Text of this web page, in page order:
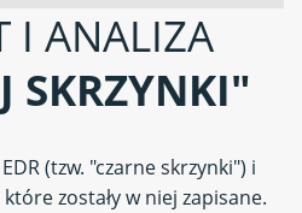
I ANALIZA
SKRZYNKI"
(tzw. "czarne skrzynki") i
zostały w niej zapisane.